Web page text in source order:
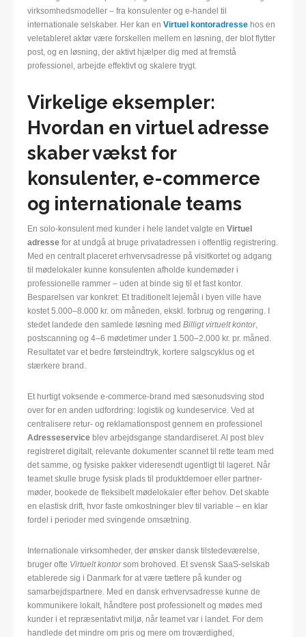
virksomhedsmodeller – fra konsulenter og e-handel til
internationale selskaber. Her kan en Virtuel kontoradresse hos en
veletableret aktør være forskellen mellem en løsning, der blot flytter
post, og en løsning, der aktivt hjælper dig med at fremstå
professionel, arbejde effektivt og skalere trygt.
Virkelige eksempler:
Hvordan en virtuel adresse
skaber vækst for
konsulenter, e-commerce
og internationale teams
En solo-konsulent med kunder i hele landet valgte en Virtuel
adresse for at undgå at bruge privatadressen i offentlig registrering.
Med en centralt placeret erhvervsadresse på visitkortet og adgang
til mødelokaler kunne konsulenten afholde kundemøder i
professionelle rammer – uden at binde sig til et fast kontor.
Besparelsen var konkret: Et traditionelt lejemål i byen ville have
kostet 5.000–8.000 kr. om måneden, ekskl. forbrug og rengøring. I
stedet landede den samlede løsning med Billigt virtuelt kontor,
postscanning og 4–6 mødetimer under 1.500–2.000 kr. pr. måned.
Resultatet var et bedre førsteindtryk, kortere salgscyklus og et
stærkere brand.
Et hurtigt voksende e-commerce-brand med sæsonudsving stod
over for en anden udfordring: logistik og kundeservice. Ved at
centralisere retur- og reklamationspost gennem en professionel
Adresseservice blev arbejdsgange standardiseret. Al post blev
registreret digitalt, relevante dokumenter scannet til rette team med
det samme, og fysiske pakker videresendt ugentligt til lageret. Når
teamet skulle bruge fysisk plads til produktdemoer eller partner-
møder, bookede de fleksibelt mødelokaler efter behov. Det skabte
en elastisk drift, hvor faste omkostninger blev til variable – en klar
fordel i perioder med svingende omsætning.
Internationale virksomheder, der ønsker dansk tilstedeværelse,
bruger ofte Virtuelt kontorsom brohoved. Et svensk SaaS-selskab
etablerede sig i Danmark for at være tættere på kunder og
samarbejdspartnere. Med en dansk erhvervsadresse kunne de
kommunikere lokalt, håndtere post professionelt og mødes med
kunder i et repræsentativt miljø, når teamet var i landet. For dem
handlede det mindre om pris og mere om troværdighed,